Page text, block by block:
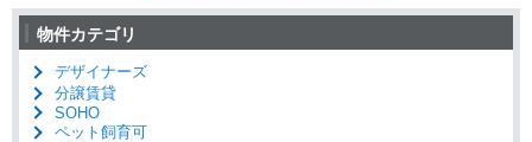
物件カテゴリ
デザイナーズ
分譲賃貸
SOHO
ペット飼育可